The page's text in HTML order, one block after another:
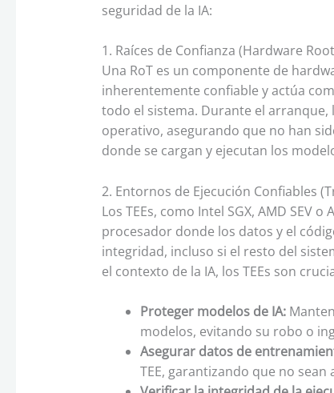
seguridad de la IA:
1. Raíces de Confianza (Hardware
Una RoT es un componente de
inherentemente confiable y actúa
todo el sistema. Durante el arranque,
operativo, asegurando que no han
donde se cargan y ejecutan los
2. Entornos de Ejecución Confiables
Los TEEs, como Intel SGX, AMD SEV
procesador donde los datos y el
integridad, incluso si el resto del
el contexto de la IA, los TEEs son
Proteger modelos de IA:
modelos, evitando su robo o
Asegurar datos de
TEE, garantizando que no